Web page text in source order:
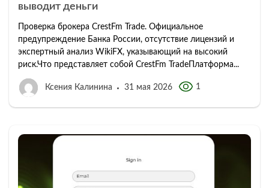
выводит деньги
Проверка брокера CrestFm Trade. Официальное
предупреждение Банка России, отсутствие лицензий и
экспертный анализ WikiFX, указывающий на высокий
риск.Что представляет собой CrestFm TradeПлатформа...
Ксения Калинина 31 мая 2026 1